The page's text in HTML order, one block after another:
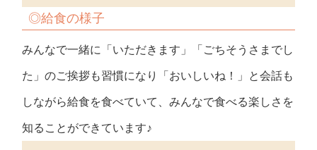
◎給食の様子
みんなで一緒に「いただきます」「ごちそうさまでし
た」のご挨拶も習慣になり「おいしいね！」と会話も
しながら給食を食べていて、みんなで食べる楽しさを
知ることができています♪